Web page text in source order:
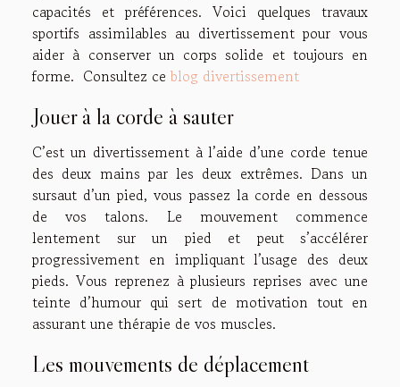
capacités et préférences. Voici quelques travaux
sportifs assimilables au divertissement pour vous
aider à conserver un corps solide et toujours en
forme. Consultez ce blog divertissement
Jouer à la corde à sauter
C’est un divertissement à l’aide d’une corde tenue
des deux mains par les deux extrêmes. Dans un
sursaut d’un pied, vous passez la corde en dessous
de vos talons. Le mouvement commence
lentement sur un pied et peut s’accélérer
progressivement en impliquant l’usage des deux
pieds. Vous reprenez à plusieurs reprises avec une
teinte d’humour qui sert de motivation tout en
assurant une thérapie de vos muscles.
Les mouvements de déplacement